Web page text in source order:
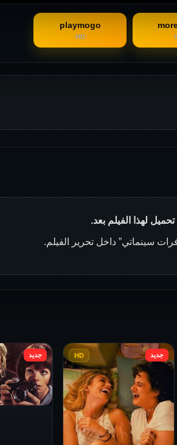
playmogo
HD
لهذا الفيلم بعد.
سينماتي” داخل تحرير الفيلم.
جديد HD جديد